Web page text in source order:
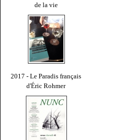
de la vie
2017 - Le Paradis français
d'Éric Rohmer